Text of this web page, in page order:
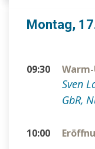
Montag,
09:30
Sven
GbR,
10:00